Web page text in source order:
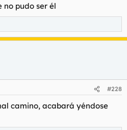
no pudo ser él
#228
camino, acabará yéndose